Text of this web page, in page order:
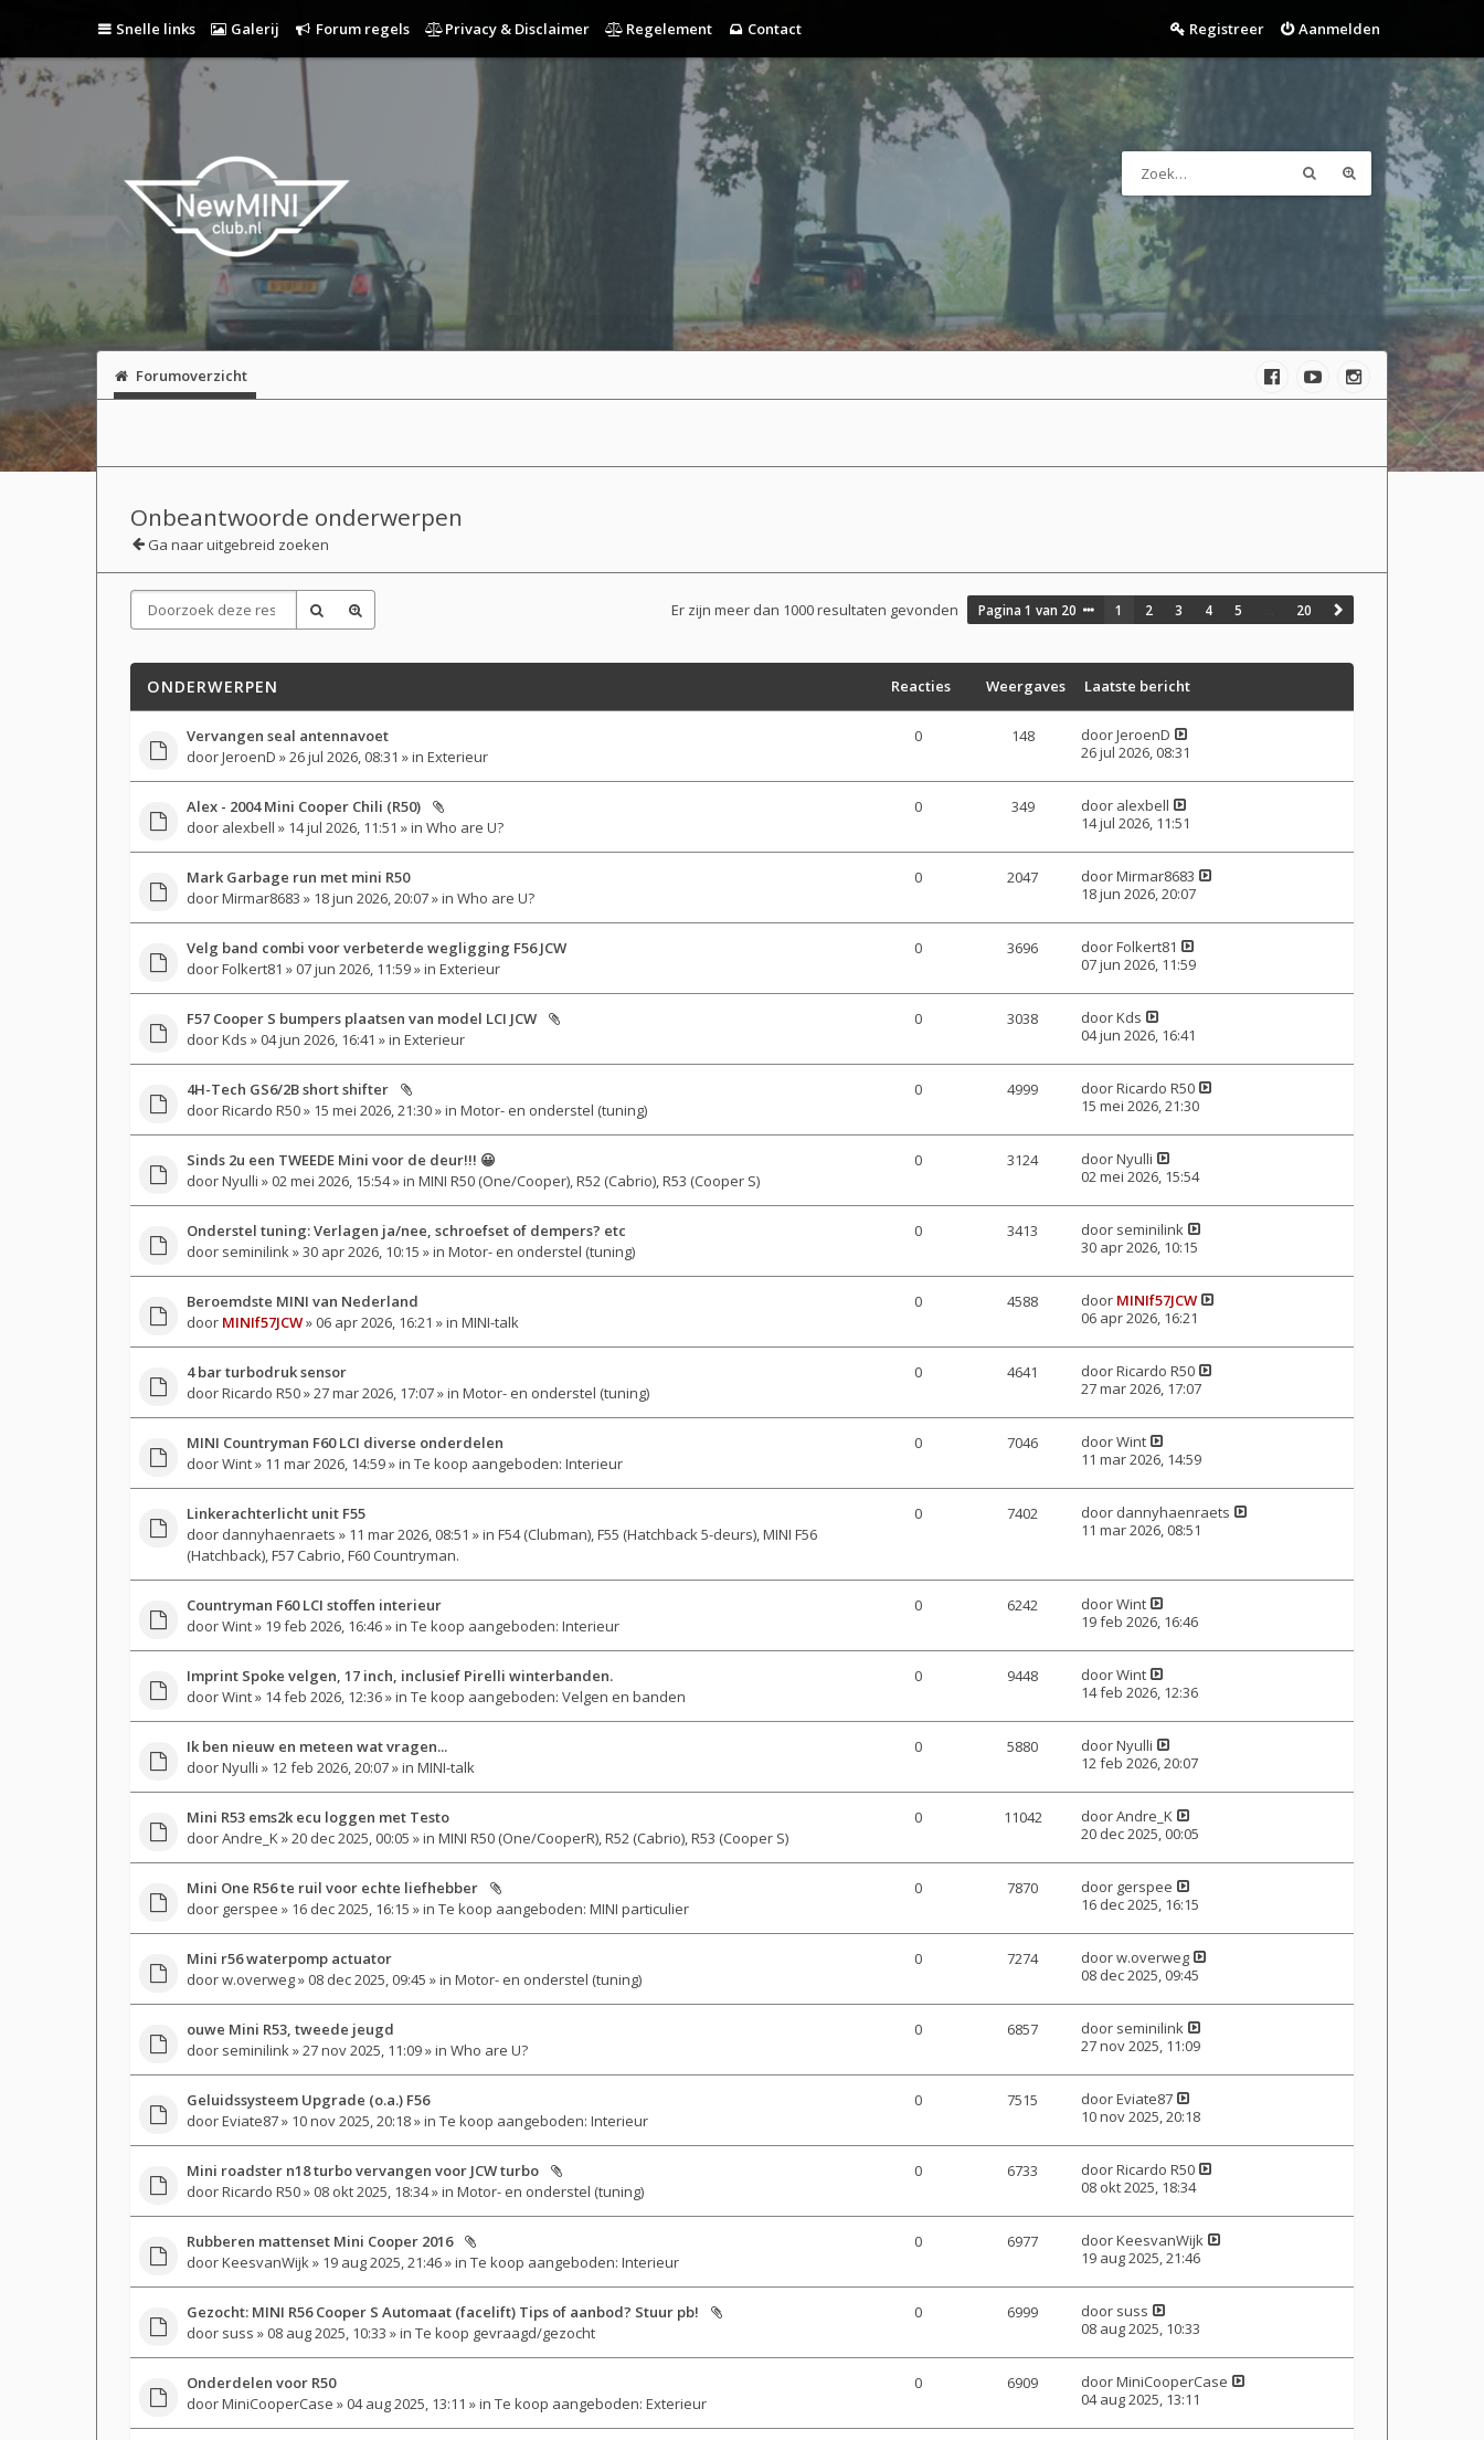
Snelle links Galerij Forum regels Privacy & Disclaimer Regelement Contact Aanmelden
Registreer
Forumoverzicht
Onbeantwoorde onderwerpen
Ga naar uitgebreid zoeken
Er zijn meer dan 1000 resultaten gevonden Pagina1 van 20 1 2 3 4 5 20
ONDERWERPEN Reacties Weergaves Laatste bericht
Vervangen seal antennavoet
doorJeroenD » 26 jul 2026, 08:31 » in Exterieur
0 148 doorJeroenD
26 jul 2026, 08:31
Alex - 2004 Mini Cooper Chili (R50)
door alexbell » 14 jul 2026, 11:51 » in Who are U?
0 349 door alexbell
14 jul 2026, 11:51
Mark Garbage run met mini R50
doorMirmar8683 » 18 jun 2026, 20:07 » in Who are U?
0 2047 doorMirmar8683
18 jun 2026, 20:07
Velg band combi voor verbeterde wegligging F56 JCW
doorFolkert81 » 07 jun 2026, 11:59 » in Exterieur
0 3696 doorFolkert81
07 jun 2026, 11:59
F57 Cooper S bumpers plaatsen van model LCI JCW
doorKds » 04 jun 2026, 16:41 » in Exterieur
0 3038 doorKds
04 jun 2026, 16:41
4H-Tech GS6/2B short shifter
doorRicardo R50» 15 mei 2026, 21:30 » in Motor- en onderstel (tuning)
0 4999 doorRicardo R50
15 mei 2026, 21:30
Sinds 2u een TWEEDE Mini voor de deur!!! 😀
doorNyulli » 02 mei 2026, 15:54 » in MINI R50 (One/Cooper), R52 (Cabrio), R53 (Cooper S)
0 3124 doorNyulli
02 mei 2026, 15:54
Onderstel tuning: Verlagen ja/nee, schroefset of dempers? etc
door seminilink » 30 apr 2026, 10:15 » in Motor- en onderstel (tuning)
0 3413 door seminilink
30 apr 2026, 10:15
Beroemdste MINI van Nederland
door MINIf57JCW» 06 apr 2026, 16:21 » in MINI-talk
0 4588 door MINIf57JCW
06 apr 2026, 16:21
4 bar turbodruk sensor
doorRicardo R50» 27 mar 2026, 17:07 » in Motor- en onderstel (tuning)
0 4641 doorRicardo R50
27 mar 2026, 17:07
MINI Countryman F60 LCI diverse onderdelen
doorWint» 11 mar 2026, 14:59 » in Te koop aangeboden: Interieur
0 7046 doorWint
11 mar 2026, 14:59
Linkerachterlicht unit F55
door dannyhaenraets » 11 mar 2026, 08:51 » in F54 (Clubman), F55 (Hatchback 5-deurs), MINI F56
(Hatchback), F57 Cabrio, F60 Countryman.
0 7402 door dannyhaenraets
11 mar 2026, 08:51
Countryman F60 LCI stoffen interieur
doorWint» 19 feb 2026, 16:46 » in Te koop aangeboden: Interieur
0 6242 doorWint
19 feb 2026, 16:46
Imprint Spoke velgen, 17 inch, inclusief Pirelli winterbanden.
doorWint» 14 feb 2026, 12:36 » in Te koop aangeboden: Velgen en banden
0 9448 doorWint
14 feb 2026, 12:36
Ik ben nieuw en meteen wat vragen...
doorNyulli » 12 feb 2026, 20:07 » in MINI-talk
0 5880 doorNyulli
12 feb 2026, 20:07
Mini R53 ems2k ecu loggen met Testo
doorAndre_K » 20 dec 2025, 00:05 » in MINI R50 (One/CooperR), R52 (Cabrio), R53 (Cooper S)
0 11042 doorAndre_K
20 dec 2025, 00:05
Mini One R56 te ruil voor echte liefhebber
door gerspee » 16 dec 2025, 16:15 » in Te koop aangeboden: MINI particulier
0 7870 door gerspee
16 dec 2025, 16:15
Mini r56 waterpomp actuator
doorw.overweg» 08 dec 2025, 09:45 » in Motor- en onderstel (tuning)
0 7274 doorw.overweg
08 dec 2025, 09:45
ouwe Mini R53, tweede jeugd
door seminilink » 27 nov 2025, 11:09 » in Who are U?
0 6857 door seminilink
27 nov 2025, 11:09
Geluidssysteem Upgrade (o.a.) F56
doorEviate87» 10 nov 2025, 20:18 » in Te koop aangeboden: Interieur
0 7515 doorEviate87
10 nov 2025, 20:18
Mini roadster n18 turbo vervangen voor JCW turbo
doorRicardo R50» 08 okt 2025, 18:34 » in Motor- en onderstel (tuning)
0 6733 doorRicardo R50
08 okt 2025, 18:34
Rubberen mattenset Mini Cooper 2016
doorKeesvanWijk » 19 aug 2025, 21:46 » in Te koop aangeboden: Interieur
0 6977 doorKeesvanWijk
19 aug 2025, 21:46
Gezocht: MINI R56 Cooper S Automaat (facelift) Tips of aanbod? Stuur pb!
door suss » 08 aug 2025, 10:33 » in Te koop gevraagd/gezocht
0 6999 door suss
08 aug 2025, 10:33
Onderdelen voor R50
doorMiniCooperCase » 04 aug 2025, 13:11 » in Te koop aangeboden: Exterieur
0 6909 doorMiniCooperCase
04 aug 2025, 13:11